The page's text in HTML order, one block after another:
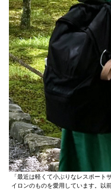
「最近は軽くて小ぶりなレスポー
イロンのものを愛用しています。以